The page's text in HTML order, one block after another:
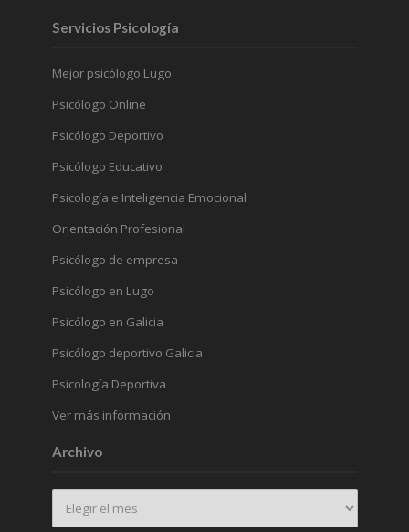
Servicios Psicología
Mejor psicólogo Lugo
Psicólogo Online
Psicólogo Deportivo
Psicólogo Educativo
Psicología e Inteligencia Emocional
Orientación Profesional
Psicólogo de empresa
Psicólogo en Lugo
Psicólogo en Galicia
Psicólogo deportivo Galicia
Psicología Deportiva
Ver más información
Archivo